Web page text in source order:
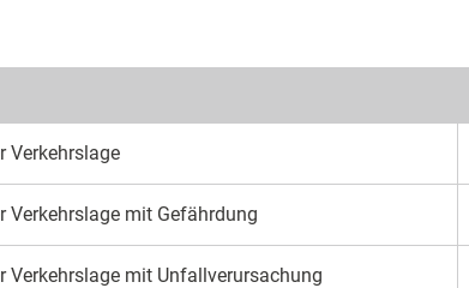
Verkehrslage
Verkehrslage mit Gefährdung
Verkehrslage mit Unfallverursachung